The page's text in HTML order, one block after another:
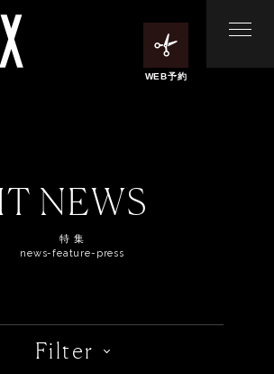
WEB予約
NEWS
特 集
news-feature-press
Filter